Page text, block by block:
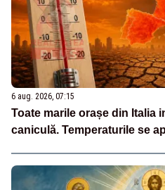
6 aug. 2026, 07:15
Toate marile orașe din Italia
caniculă. Temperaturile se